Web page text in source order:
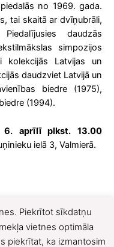
no 1969. gada.
tai skaitā ar dvīņubrāli,
daudzās
simpozijos
kolekcijās Latvijas un
daudzviet Latvijā un
biedre (1975),
(1994).
6. aprīlī plkst. 13.00
ielā 3, Valmierā.
Piekrītot sīkdatņu
vietnes optimāla
piekrītat, ka izmantosim